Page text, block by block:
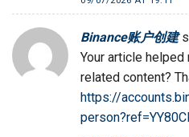
Binance账户创建
Your article
related content?
https://